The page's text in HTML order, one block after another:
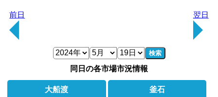
前日 翌日
検索
同日の各市場市況情報
大船渡 釜石